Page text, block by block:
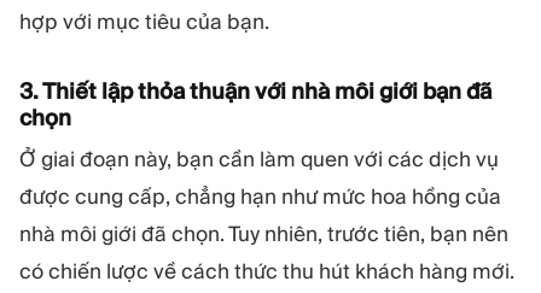
hợp với mục tiêu của bạn.
3. Thiết lập thỏa thuận với nhà môi giới bạn đã
chọn
Ở giai đoạn này, bạn cần làm quen với các dịch vụ
được cung cấp, chẳng hạn như mức hoa hồng của
nhà môi giới đã chọn. Tuy nhiên, trước tiên, bạn nên
có chiến lược về cách thức thu hút khách hàng mới.